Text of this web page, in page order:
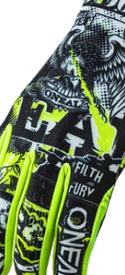
Apri
contenuto
1
nella
finestra
modale